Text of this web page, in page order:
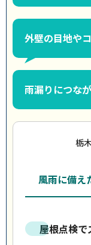
外壁の目地や
雨漏りにつな
栃
風雨に備え
屋根点検で